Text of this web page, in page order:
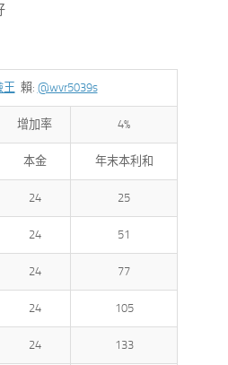
王 賴: @wvr5039s
增加率 4%
本金 年末本利和
24 25
24 51
24 77
24 105
24 133